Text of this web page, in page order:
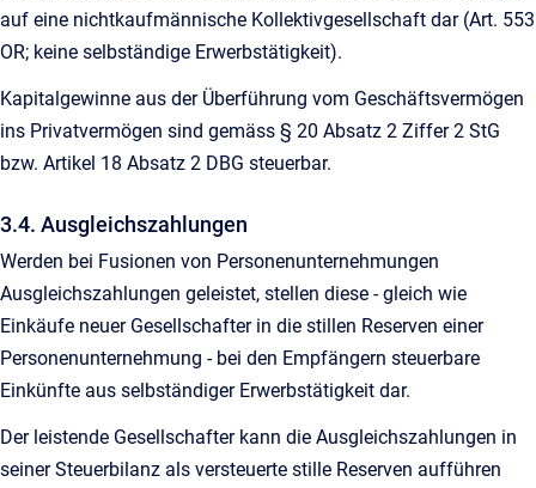
auf eine nichtkaufmännische Kollektivgesellschaft dar (Art. 553
OR; keine selbständige Erwerbstätigkeit).
Kapitalgewinne aus der Überführung vom Geschäftsvermögen
ins Privatvermögen sind gemäss § 20 Absatz 2 Ziffer 2 StG
bzw. Artikel 18 Absatz 2 DBG steuerbar.
3.4. Ausgleichszahlungen
Werden bei Fusionen von Personenunternehmungen
Ausgleichszahlungen geleistet, stellen diese - gleich wie
Einkäufe neuer Gesellschafter in die stillen Reserven einer
Personenunternehmung - bei den Empfängern steuerbare
Einkünfte aus selbständiger Erwerbstätigkeit dar.
Der leistende Gesellschafter kann die Ausgleichszahlungen in
seiner Steuerbilanz als versteuerte stille Reserven aufführen